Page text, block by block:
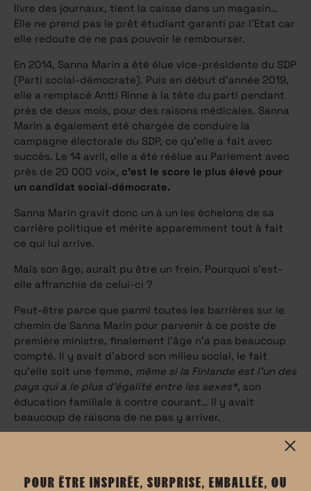
livre des journaux, tient la caisse dans un magasin…
Elle ne prend pas le prêt étudiant garanti par l’Etat car
elle redoute de ne pas pouvoir le rembourser.
En 2014, Sanna Marin a été élue vice-présidente du SDP
(Parti social-démocrate). Puis en début d’année 2019,
elle a remplacé Antti Rinne à la tête du parti pendant
près de deux mois, pour des raisons médicales. Sanna
Marin a également été chargée de conduire la
campagne électorale du SDP, ce qu’elle a fait avec
succès. Le 14 avril, elle a été réélue au Parlement avec
près de 20 000 voix, c’est le score le plus élevé pour
un candidat social-démocrate.
Sanna Marin gravit donc un à un les échelons de sa
carrière politique et mérite apparemment tout à fait
ce qui lui arrive.
Mais son âge, aurait pu être un frein. Pourquoi s’est-
elle affranchie de celui-ci ?
Peut-être parce que parmi toutes les barrières sur le
chemin de Sanna Marin pour parvenir à ce poste de
première ministre, finalement l’âge n’a pas beaucoup
compté. Il y avait d’abord son milieu social, le fait
qu’elle soit une femme, même si la Finlande est l’un des
pays qui a le plus d’égalité entre les sexes*, son
éducation familiale à contre courant… Il y avait
beaucoup de raisons de ne pas y arriver.
nombre des années.
POUR ÊTRE INSPIRÉE, SURPRISE, EMBALLÉE, OU